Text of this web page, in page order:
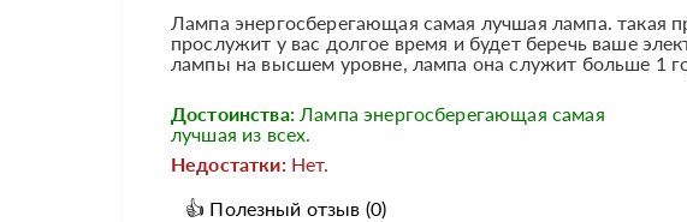
Лампа энергосберегающая самая лучшая лампа. такая
прослужит у вас долгое время и будет беречь ваше
лампы на высшем уровне, лампа она служит больше 1
Достоинства: Лампа энергосберегающая самая
лучшая из всех.
Недостатки: Нет.
👍 Полезный отзыв (0)